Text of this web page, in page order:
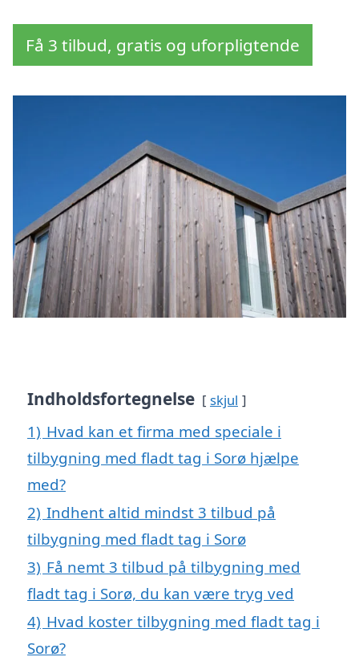
Få 3 tilbud, gratis og uforpligtende
Indholdsfortegnelse skjul
1) Hvad kan et firma med speciale i
tilbygning med fladt tag i Sorø hjælpe
med?
2) Indhent altid mindst 3 tilbud på
tilbygning med fladt tag i Sorø
3) Få nemt 3 tilbud på tilbygning med
fladt tag i Sorø, du kan være tryg ved
4) Hvad koster tilbygning med fladt tag i
Sorø?